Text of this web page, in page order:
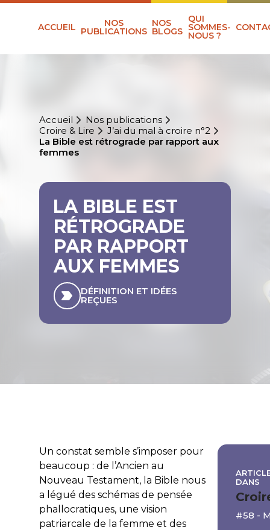
ACCUEIL NOS
PUBLICATIONS
NOS
BLOGS
QUI
SOMMES-
NOUS ?
Accueil
Nos publications
Croire & Lire
J’ai du mal à croire n°2
La Bible est rétrograde par rapport aux
femmes
LA BIBLE EST
RÉTROGRADE
PAR RAPPORT
AUX FEMMES
DÉFINITION ET IDÉES
REÇUES
Un constat semble s’imposer pour
beaucoup : de l’Ancien au
Nouveau Testament, la Bible nous
a légué des schémas de pensée
phallocratiques, une vision
patriarcale de la femme et des
DANS
#58 -